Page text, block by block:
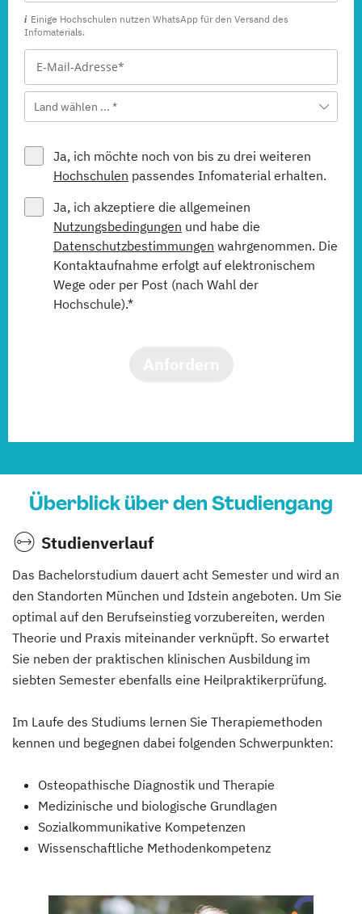
Einige Hochschulen nutzen WhatsApp für den Versand des
Infomaterials.
Land wählen ... *
Ja, ich möchte noch von bis zu drei weiteren
Hochschulen passendes Infomaterial erhalten.
Ja, ich akzeptiere die allgemeinen
Nutzungsbedingungen und habe die
Datenschutzbestimmungen wahrgenommen. Die
Kontaktaufnahme erfolgt auf elektronischem
Wege oder per Post (nach Wahl der
Hochschule).*
Überblick über den Studiengang
Studienverlauf
Das Bachelorstudium dauert acht Semester und wird an
den Standorten München und Idstein angeboten. Um Sie
optimal auf den Berufseinstieg vorzubereiten, werden
Theorie und Praxis miteinander verknüpft. So erwartet
Sie neben der praktischen klinischen Ausbildung im
siebten Semester ebenfalls eine Heilpraktikerprüfung.
Im Laufe des Studiums lernen Sie Therapiemethoden
kennen und begegnen dabei folgenden Schwerpunkten:
Osteopathische Diagnostik und Therapie
Medizinische und biologische Grundlagen
Sozialkommunikative Kompetenzen
Wissenschaftliche Methodenkompetenz